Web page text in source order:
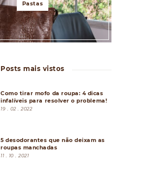
Pastas
Posts mais vistos
Como tirar mofo da roupa: 4 dicas
infalíveis para resolver o problema!
19 . 02 . 2022
5 desodorantes que não deixam as
roupas manchadas
11 . 10 . 2021